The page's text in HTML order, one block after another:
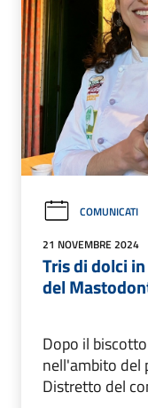
COMUNICATI
21 NOVEMBRE 2024
Tris di dolci
del
Dopo il
nell'ambito del
Distretto del